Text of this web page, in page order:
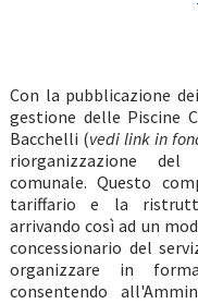
Con la pubblicazione
gestione delle Piscine
Bacchelli (vedi link in
riorganizzazione
comunale. Questo
tariffario e la
arrivando così ad un
concessionario del
organizzare in
consentendo